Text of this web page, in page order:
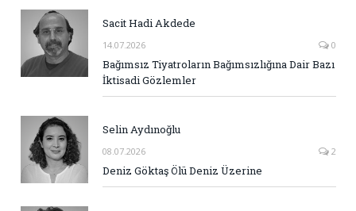
Sacit Hadi Akdede
14.07.2026 0
Bağımsız Tiyatroların Bağımsızlığına Dair Bazı
İktisadi Gözlemler
Selin Aydınoğlu
08.07.2026 2
Deniz Göktaş Ölü Deniz Üzerine